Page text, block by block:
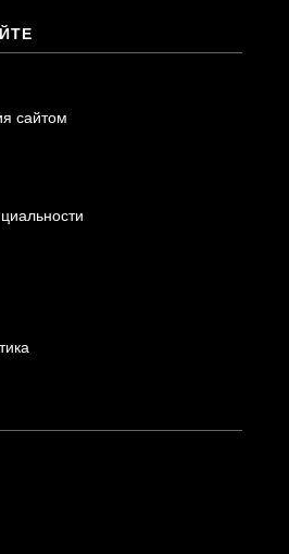
сайтом